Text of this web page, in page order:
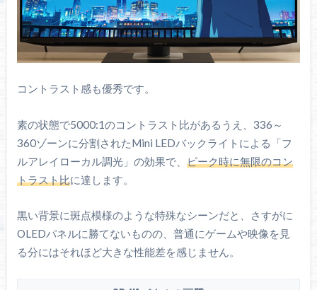
コントラスト感も優秀です。
素の状態で5000:1のコントラスト比があるうえ、336～
360ゾーンに分割されたMini LEDバックライトによる「フ
ルアレイローカル調光」の効果で、
ピーク時に無限のコン
トラスト比に達します。
黒い背景に斑点模様のような特殊なシーンだと、さすがに
OLEDパネルに勝てないものの、普通にゲームや映像を見
る分にはそれほど大きな性能差を感じません。